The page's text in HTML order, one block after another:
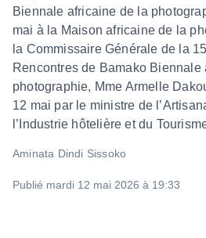
Biennale africaine de la
mai à la Maison africaine de la
la Commissaire Générale de la
Rencontres de Bamako Biennale
photographie, Mme Armelle
12 mai par le ministre de
l’Industrie hôtelière et du
Aminata Dindi Sissoko
Publié mardi 12 mai 2026 à 19:33